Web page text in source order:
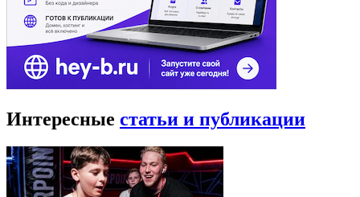
Интересные статьи и публикации